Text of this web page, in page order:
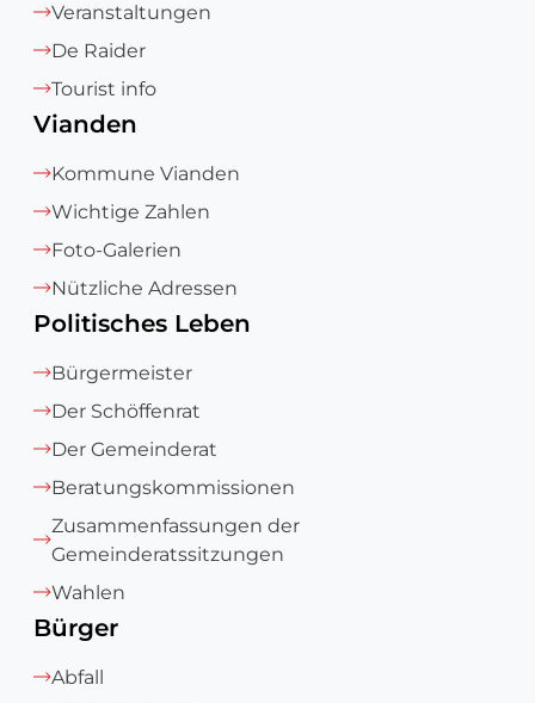
Veranstaltungen
De Raider
Tourist info
Vianden
Kommune Vianden
Wichtige Zahlen
Foto-Galerien
Nützliche Adressen
Politisches Leben
Bürgermeister
Der Schöffenrat
Der Gemeinderat
Beratungskommissionen
Zusammenfassungen der
Gemeinderatssitzungen
Wahlen
Bürger
Abfall